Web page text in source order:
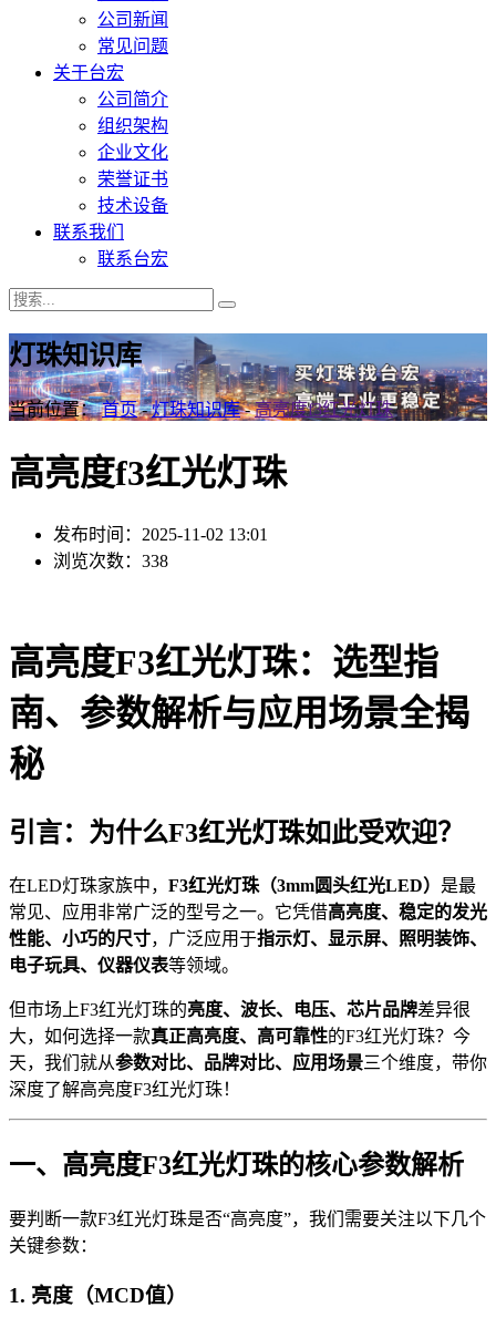
公司新闻
常见问题
关于台宏
公司简介
组织架构
企业文化
荣誉证书
技术设备
联系我们
联系台宏
灯珠知识库
当前位置：首页-灯珠知识库-高亮度f3红光灯珠
高亮度f3红光灯珠
发布时间：2025-11-02 13:01
浏览次数：338
高亮度F3红光灯珠：选型指
南、参数解析与应用场景全揭
秘
引言：为什么F3红光灯珠如此受欢迎？
在LED灯珠家族中， F3红光灯珠（3mm圆头红光LED） 是最
常见、应用非常广泛的型号之一。它凭借高亮度、稳定的发光
性能、小巧的尺寸，广泛应用于指示灯、显示屏、照明装饰、
电子玩具、仪器仪表等领域。
但市场上F3红光灯珠的亮度、波长、电压、芯片品牌差异很
大，如何选择一款真正高亮度、高可靠性的F3红光灯珠？今
天，我们就从参数对比、品牌对比、应用场景三个维度，带你
深度了解高亮度F3红光灯珠！
一、高亮度F3红光灯珠的核心参数解析
要判断一款F3红光灯珠是否“高亮度”，我们需要关注以下几个
关键参数：
1. 亮度（MCD值）